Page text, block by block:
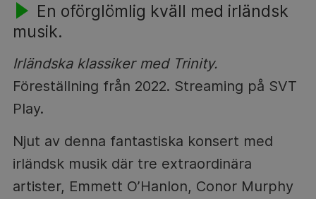
En oförglömlig kväll med irländsk
musik.
Irländska klassiker med Trinity.
Föreställning från 2022. Streaming på SVT
Play.
Njut av denna fantastiska konsert med
irländsk musik där tre extraordinära
artister, Emmett O’Hanlon, Conor Murphy